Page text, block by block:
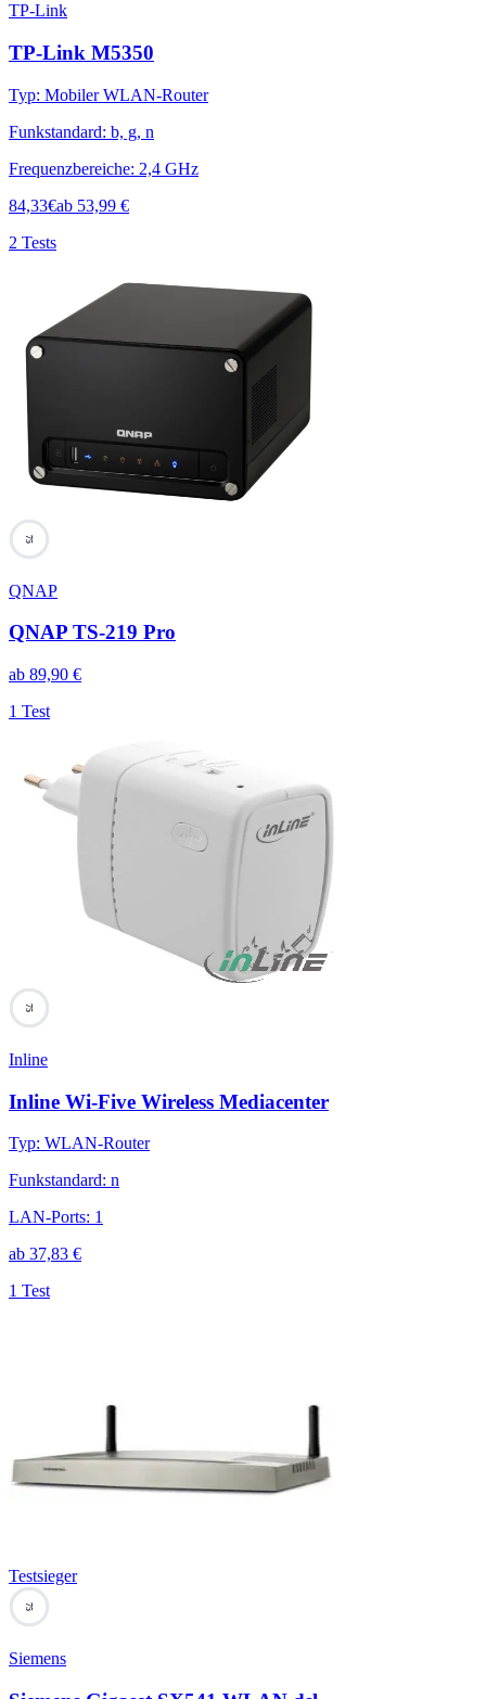
TP-Link
TP-Link M5350
Typ: Mobiler WLAN-Router
Funkstandard: b, g, n
Frequenzbereiche: 2,4 GHz
84,33€ab 53,99 €
2 Tests
75
QNAP
QNAP TS-219 Pro
ab 89,90 €
1 Test
75
Inline
Inline Wi-Five Wireless Mediacenter
Typ: WLAN-Router
Funkstandard: n
LAN-Ports: 1
ab 37,83 €
1 Test
Testsieger
75
Siemens